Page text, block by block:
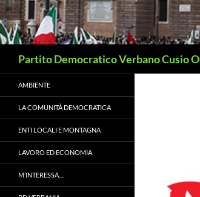
Partito Democratico Verbano Cusio
AMBIENTE
LA COMUNITÀ DEMOCRATICA
ENTI LOCALI E MONTAGNA
LAVORO ED ECONOMIA
M’INTERESSA…